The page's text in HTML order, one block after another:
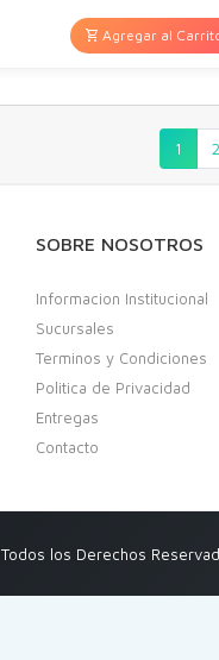
Agregar al
1 2
SOBRE NOSOTROS
Informacion Institucional
Sucursales
Terminos y Condiciones
Politica de Privacidad
Entregas
Contacto
. Todos los Derechos